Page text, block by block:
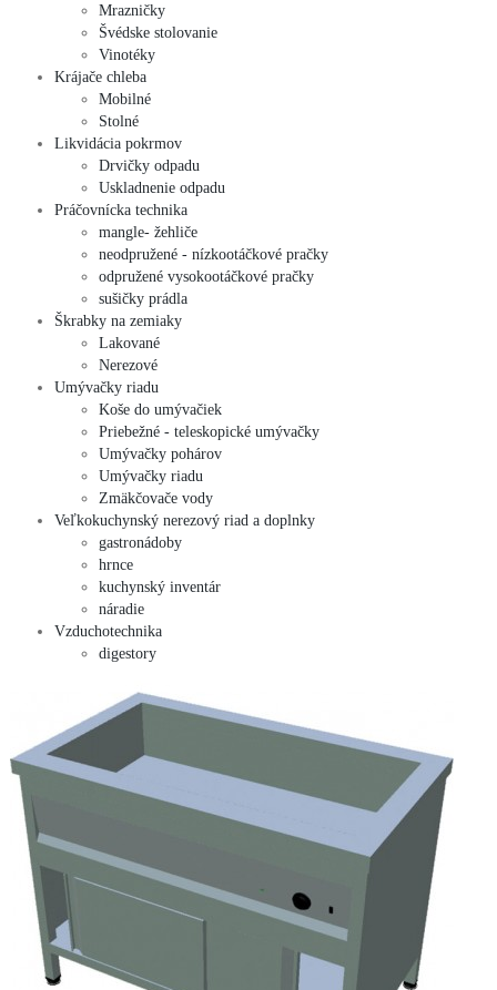
Mrazničky
Švédske stolovanie
Vinotéky
Krájače chleba
Mobilné
Stolné
Likvidácia pokrmov
Drvičky odpadu
Uskladnenie odpadu
Práčovnícka technika
mangle- žehliče
neodpružené - nízkootáčkové pračky
odpružené vysokootáčkové pračky
sušičky prádla
Škrabky na zemiaky
Lakované
Nerezové
Umývačky riadu
Koše do umývačiek
Priebežné - teleskopické umývačky
Umývačky pohárov
Umývačky riadu
Zmäkčovače vody
Veľkokuchynský nerezový riad a doplnky
gastronádoby
hrnce
kuchynský inventár
náradie
Vzduchotechnika
digestory